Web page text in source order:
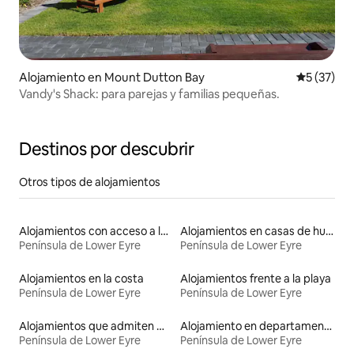
Alojamiento en Mount Dutton Bay
5 (37)
Vandy's Shack: para parejas y familias pequeñas.
Destinos por descubrir
Otros tipos de alojamientos
Alojamientos con acceso a la playa
Península de Lower Eyre
Alojamientos en casas de huéspedes
Península de Lower Eyre
Alojamientos en la costa
Península de Lower Eyre
Alojamientos frente a la playa
Península de Lower Eyre
Alojamientos que admiten mascotas
Península de Lower Eyre
Alojamiento en departamentos
Península de Lower Eyre